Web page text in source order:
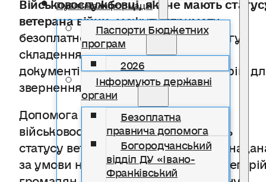
Публічна інформація
Паспорти Бюджетних
програм
2026
Інформують державні
органи
Безоплатна
правнича допомога
Богородчанський
відділ ДУ «Івано-
Франківський
ветерана війни, можуть отримати
безоплатно — консультації, допомогу
складення заяв, скарг та інших
документів правового характеру, крім
звернення до суду.
Допомога зі зверненням до суду
військовослужбовцям, які не мають
статусу ветерана війни, може бути
за умови належності до однієї з